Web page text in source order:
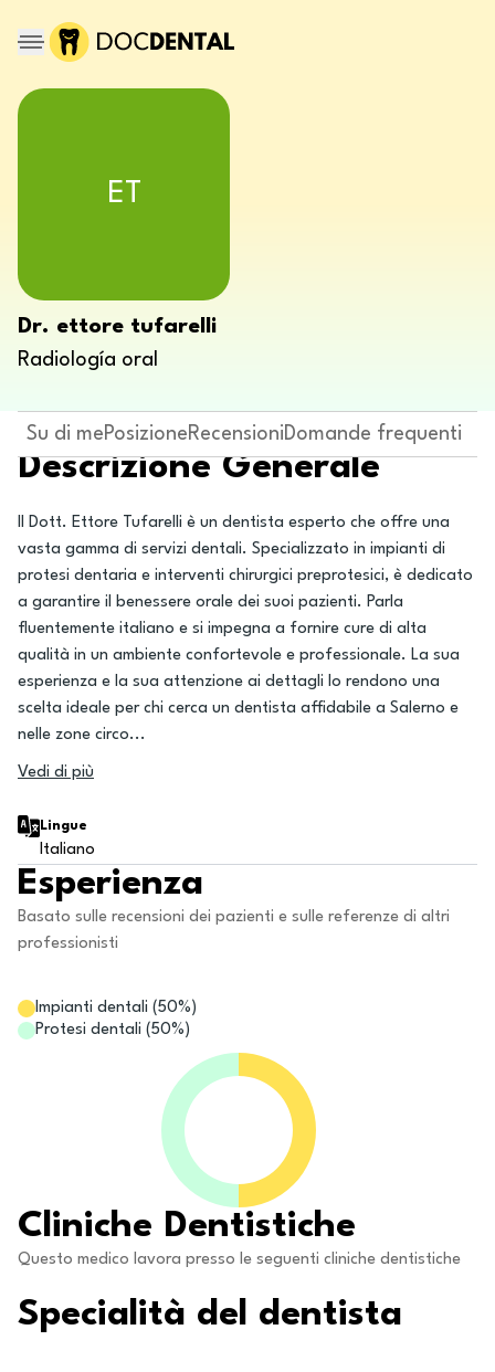
ET
Dr. ettore tufarelli
Radiología oral
Su di mePosizioneRecensioniDomande frequenti
Descrizione Generale
Il Dott. Ettore Tufarelli è un dentista esperto che offre una
vasta gamma di servizi dentali. Specializzato in impianti di
protesi dentaria e interventi chirurgici preprotesici, è dedicato
a garantire il benessere orale dei suoi pazienti. Parla
fluentemente italiano e si impegna a fornire cure di alta
qualità in un ambiente confortevole e professionale. La sua
esperienza e la sua attenzione ai dettagli lo rendono una
scelta ideale per chi cerca un dentista affidabile a Salerno e
nelle zone circo...
Vedi di più
Lingue
Italiano
Esperienza
Basato sulle recensioni dei pazienti e sulle referenze di altri
professionisti
Impianti dentali (50%)
Protesi dentali (50%)
Cliniche Dentistiche
Questo medico lavora presso le seguenti cliniche dentistiche
Specialità del dentista